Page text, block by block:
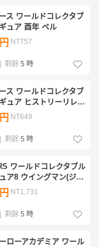
ス ワールドコレクタブ
ュア 酉年 ペル
NT757
剩餘 5 時
ス ワールドコレクタブ
ュア ヒストリーリレー
ペローナ
NT649
剩餘 5 時
ワールドコレクタブル
ア8 ウイングマン(ジャ
クタブル)
NT1,731
剩餘 5 時
ローアカデミア ワール